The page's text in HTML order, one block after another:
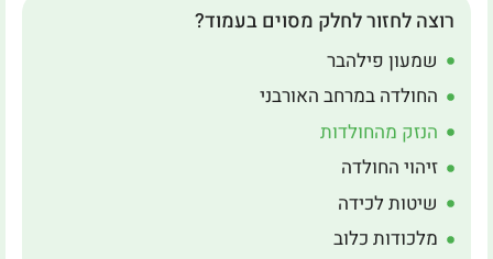
רוצה לחזור לחלק מסוים בעמוד?
שמעון פילהבר
החולדה במרחב האורבני
הנזק מהחולדות
זיהוי החולדה
שיטות לכידה
מלכודות כלוב